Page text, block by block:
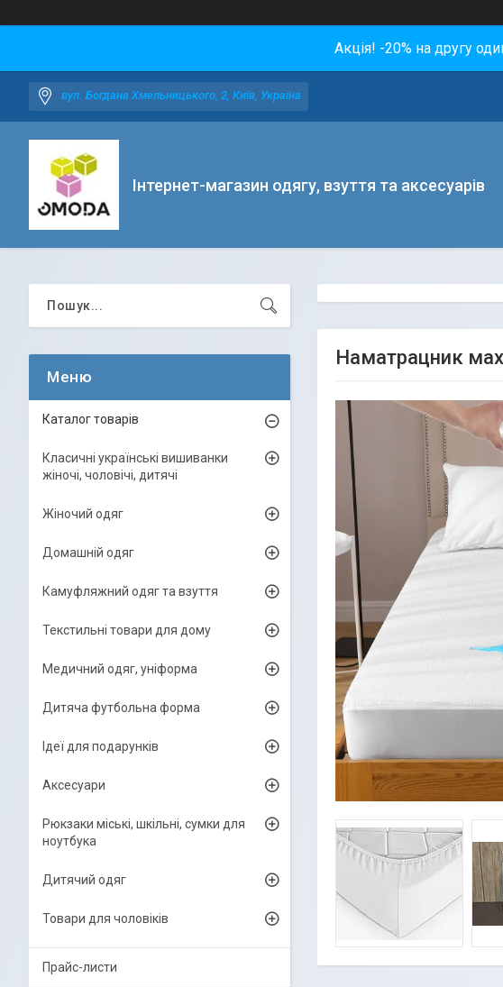
Акція! -20% на другу
вул. Богдана Хмельницького, 2, Київ, Україна
Інтернет-магазин одягу, взуття та аксесуарів
Наматрацник
Каталог товарів
Класичні українські вишиванки
жіночі, чоловічі, дитячі
Жіночий одяг
Домашній одяг
Камуфляжний одяг та взуття
Текстильні товари для дому
Медичний одяг, уніформа
Дитяча футбольна форма
Ідеї для подарунків
Аксесуари
Рюкзаки міські, шкільні, сумки для
ноутбука
Дитячий одяг
Товари для чоловіків
Прайс-листи